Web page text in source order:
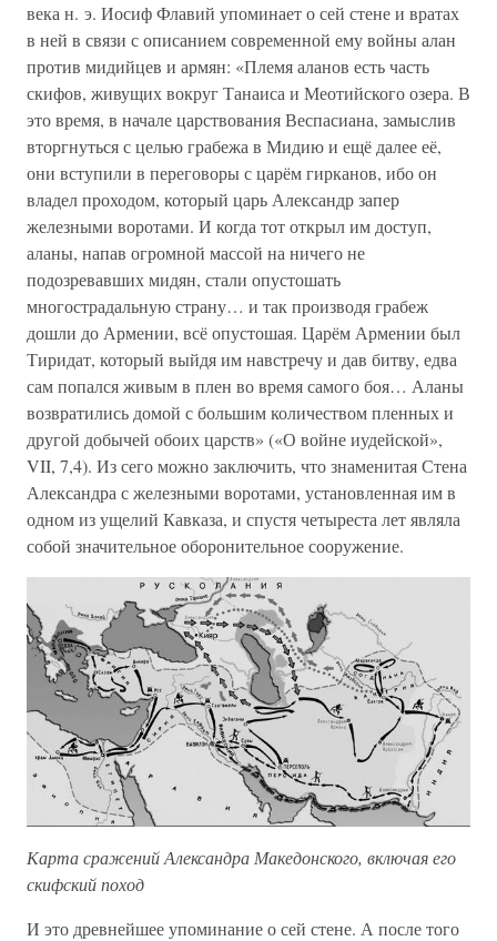
века н. э. Иосиф Флавий упоминает о сей стене и вратах
в ней в связи с описанием современной ему войны алан
против мидийцев и армян: «Племя аланов есть часть
скифов, живущих вокруг Танаиса и Меотийского озера. В
это время, в начале царствования Веспасиана, замыслив
вторгнуться с целью грабежа в Мидию и ещё далее её,
они вступили в переговоры с царём гирканов, ибо он
владел проходом, который царь Александр запер
железными воротами. И когда тот открыл им доступ,
аланы, напав огромной массой на ничего не
подозревавших мидян, стали опустошать
многострадальную страну… и так производя грабеж
дошли до Армении, всё опустошая. Царём Армении был
Тиридат, который выйдя им навстречу и дав битву, едва
сам попался живым в плен во время самого боя… Аланы
возвратились домой с большим количеством пленных и
другой добычей обоих царств» («О войне иудейской»,
VII, 7,4). Из сего можно заключить, что знаменитая Стена
Александра с железными воротами, установленная им в
одном из ущелий Кавказа, и спустя четыреста лет являла
собой значительное оборонительное сооружение.
Карта сражений Александра Македонского, включая его
скифский поход
И это древнейшее упоминание о сей стене. А после того